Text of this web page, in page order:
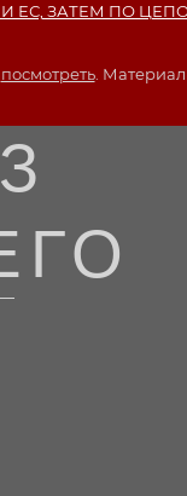
ЗАТЕМ ПО
посмотреть. Материал